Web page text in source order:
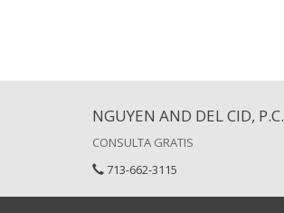
NGUYEN AND DEL CID, P.C.
CONSULTA GRATIS
713-662-3115